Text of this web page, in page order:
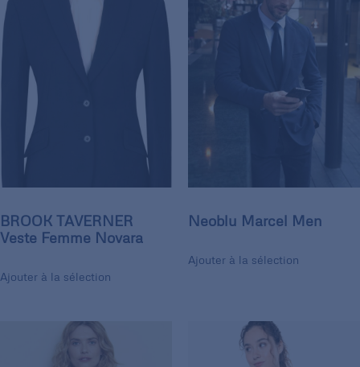
BROOK TAVERNER
Veste Femme Novara
Ajouter à la sélection
Neoblu Marcel Men
Ajouter à la sélection